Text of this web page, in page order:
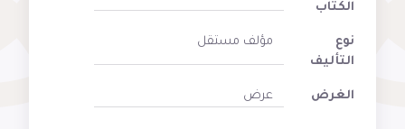
الكتاب
نوع
التأليف
مؤلف مستقل
الغرض عرض